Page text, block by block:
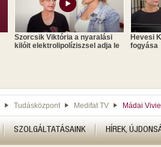
Szorcsik Viktória a nyaralási
kilóit elektrolipolíziszsel adja le
Hevesi
fogyása
Tudásközpont Medifat TV Mádai
SZOLGÁLTATÁSAINK HÍREK,